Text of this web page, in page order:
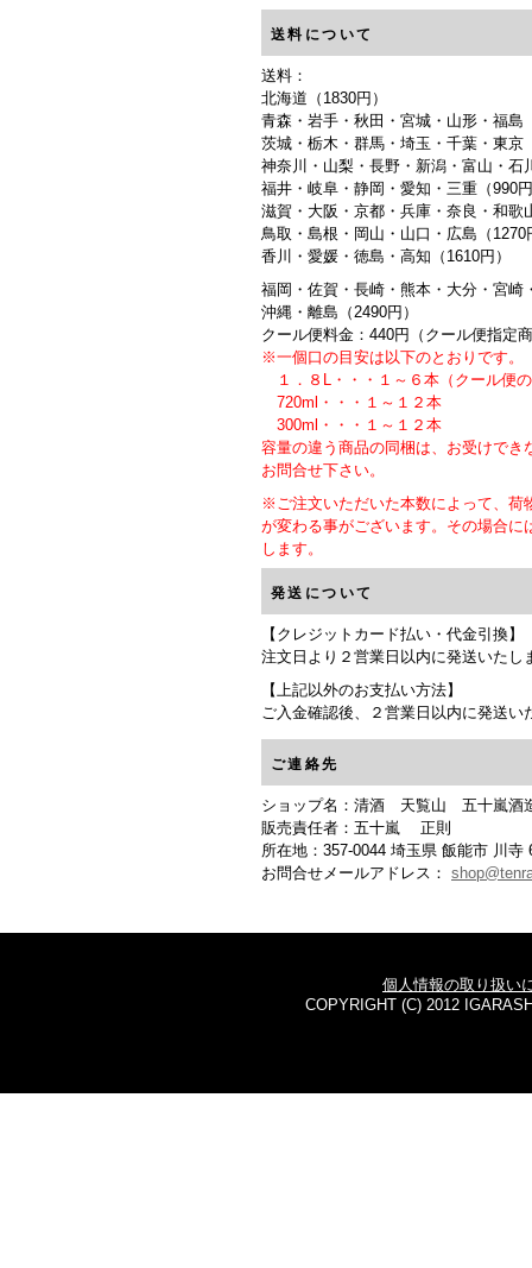
送料について
送料：
北海道（1830円）
青森・岩手・秋田・宮城・山形・福島
茨城・栃木・群馬・埼玉・千葉・東京
神奈川・山梨・長野・新潟・富山・石
福井・岐阜・静岡・愛知・三重（990
滋賀・大阪・京都・兵庫・奈良・和歌
鳥取・島根・岡山・山口・広島（1270
香川・愛媛・徳島・高知（1610円）
福岡・佐賀・長崎・熊本・大分・宮崎
沖縄・離島（2490円）
クール便料金：440円（クール便指定
※一個口の目安は以下のとおりです。
１．８L・・・１～６本（クール便
720ml・・・１～１２本
300ml・・・１～１２本
容量の違う商品の同梱は、お受けでき
お問合せ下さい。
※ご注文いただいた本数によって、荷
が変わる事がございます。その場合に
します。
発送について
【クレジットカード払い・代金引換】
注文日より２営業日以内に発送いたし
【上記以外のお支払い方法】
ご入金確認後、２営業日以内に発送い
ご連絡先
ショップ名：清酒 天覧山 五十嵐酒
販売責任者：五十嵐 正則
所在地：357-0044 埼玉県 飯能市 川寺
お問合せメールアドレス：
個人情報の取り扱い
COPYRIGHT (C) 2012